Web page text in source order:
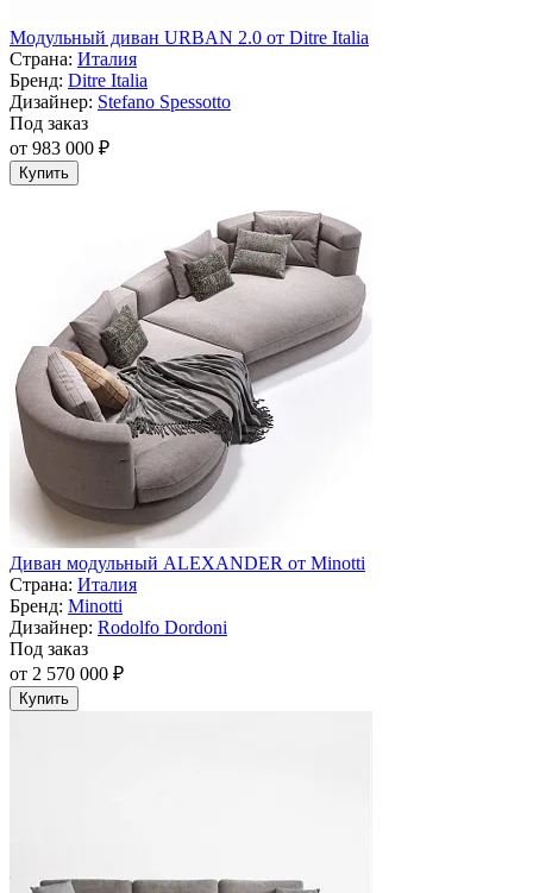
Модульный диван URBAN 2.0 от Ditre Italia
Страна: Италия
Бренд: Ditre Italia
Дизайнер: Stefano Spessotto
Под заказ
от 983 000 ₽
Купить
Диван модульный ALEXANDER от Minotti
Страна: Италия
Бренд: Minotti
Дизайнер: Rodolfo Dordoni
Под заказ
от 2 570 000 ₽
Купить